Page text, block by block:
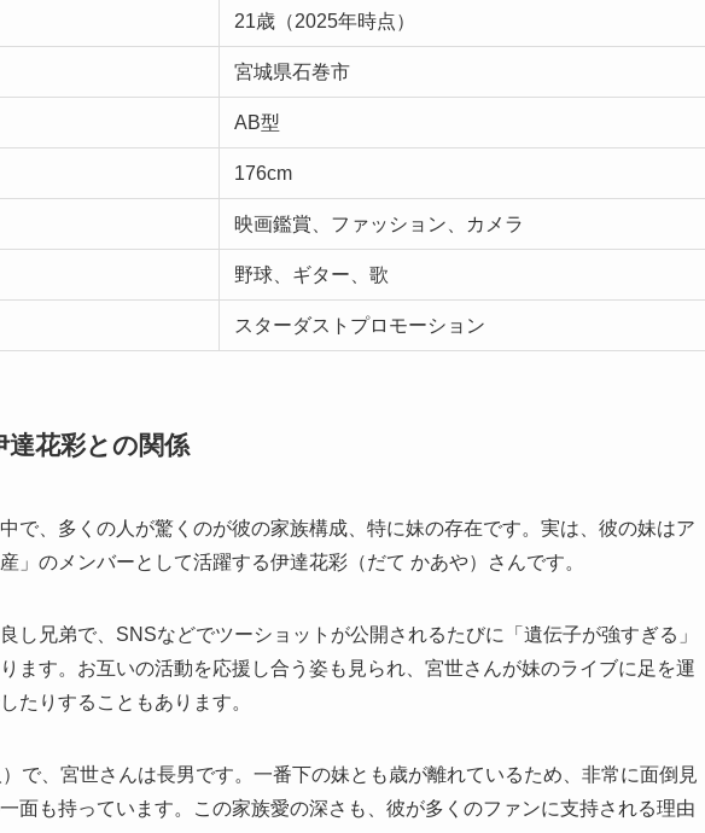
21歳（2025年時点）
宮城県石巻市
AB型
176cm
映画鑑賞、ファッション、カメラ
野球、ギター、歌
スターダストプロモーション
達花彩との関係
で、多くの人が驚くのが彼の家族構成、特に妹の存在です。実は、彼の妹はア
」のメンバーとして活躍する伊達花彩（だて かあや）さんです。
し兄弟で、SNSなどでツーショットが公開されるたびに「遺伝子が強すぎる」
ます。お互いの活動を応援し合う姿も見られ、宮世さんが妹のライブに足を運
たりすることもあります。
で、宮世さんは長男です。一番下の妹とも歳が離れているため、非常に面倒見
面も持っています。この家族愛の深さも、彼が多くのファンに支持される理由